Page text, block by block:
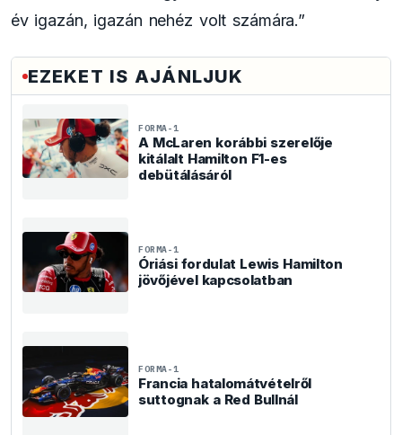
év igazán, igazán nehéz volt számára.”
EZEKET IS AJÁNLJUK
FORMA-1
A McLaren korábbi szerelője
kitálalt Hamilton F1-es
debütálásáról
FORMA-1
Óriási fordulat Lewis Hamilton
jövőjével kapcsolatban
FORMA-1
Francia hatalomátvételről
suttognak a Red Bullnál